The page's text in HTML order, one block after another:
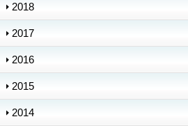
2018
2017
2016
2015
2014